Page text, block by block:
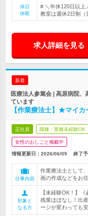
休日
休暇
# ＼年休120日以
教室は週休2日制
求人詳細を見る
新着
医療法人参篤会 | 高原病院
ています
【作業療法士】★マイ
正社員 職種・業種未経験OK
女性のおしごと掲載中
情報更新日：2026/06/09 終了予
仕事内容
作業療法士として
画の作成などをお
対象と
なる方
【未経験OK！】
残業ほぼなし！出
ージが変わっても